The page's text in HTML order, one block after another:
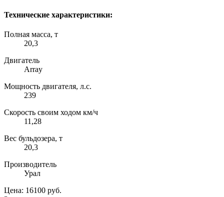
Технические характеристики:
Полная масса, т
20,3
Двигатель
Array
Мощность двигателя, л.с.
239
Скорость своим ходом км/ч
11,28
Вес бульдозера, т
20,3
Производитель
Урал
Цена: 16100 руб.